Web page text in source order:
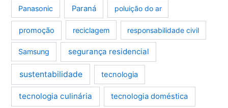
Panasonic Paraná poluição do ar
promoção reciclagem responsabilidade civil
Samsung segurança residencial
sustentabilidade tecnologia
tecnologia culinária tecnologia doméstica